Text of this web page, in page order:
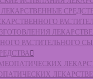
ЛЕКАРСТВЕННЫЕ
РАСТИТЕЛЬНОГО